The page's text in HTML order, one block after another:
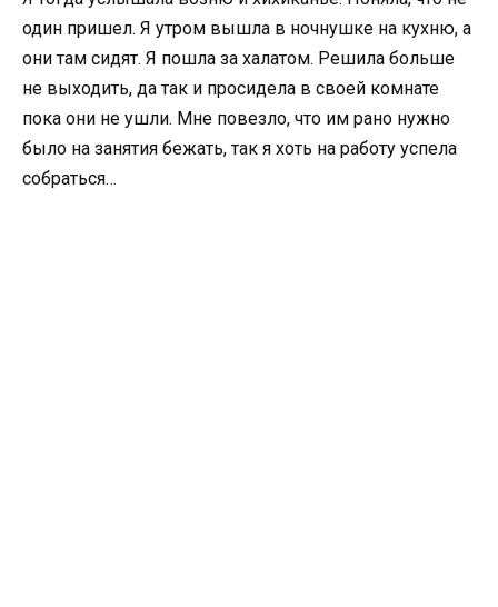
один пришел. Я утром вышла в ночнушке на кухню, а
они там сидят. Я пошла за халатом. Решила больше
не выходить, да так и просидела в своей комнате
пока они не ушли. Мне повезло, что им рано нужно
было на занятия бежать, так я хоть на работу успела
собраться…